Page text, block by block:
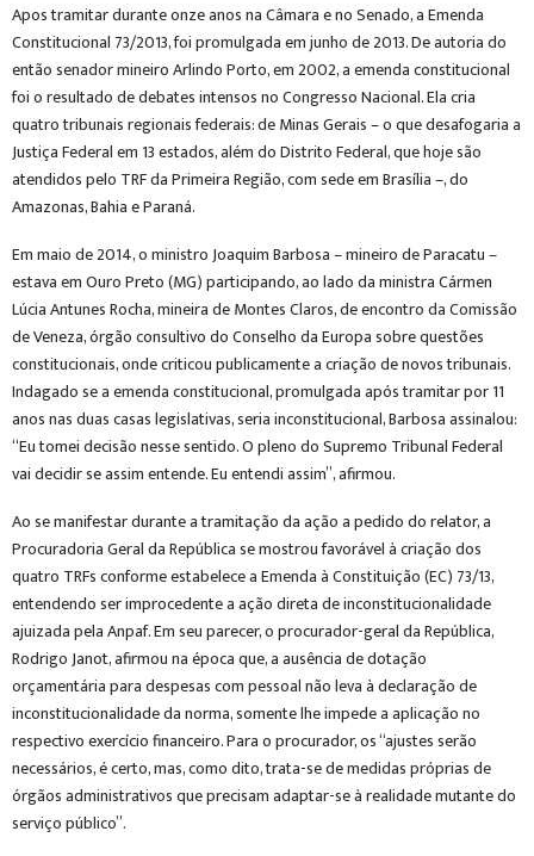
Apos tramitar durante onze anos na Câmara e no Senado, a Emenda
Constitucional 73/2013, foi promulgada em junho de 2013. De autoria do
então senador mineiro Arlindo Porto, em 2002, a emenda constitucional
foi o resultado de debates intensos no Congresso Nacional. Ela cria
quatro tribunais regionais federais: de Minas Gerais – o que desafogaria a
Justiça Federal em 13 estados, além do Distrito Federal, que hoje são
atendidos pelo TRF da Primeira Região, com sede em Brasília –, do
Amazonas, Bahia e Paraná.
Em maio de 2014, o ministro Joaquim Barbosa – mineiro de Paracatu –
estava em Ouro Preto (MG) participando, ao lado da ministra Cármen
Lúcia Antunes Rocha, mineira de Montes Claros, de encontro da Comissão
de Veneza, órgão consultivo do Conselho da Europa sobre questões
constitucionais, onde criticou publicamente a criação de novos tribunais.
Indagado se a emenda constitucional, promulgada após tramitar por 11
anos nas duas casas legislativas, seria inconstitucional, Barbosa assinalou:
“Eu tomei decisão nesse sentido. O pleno do Supremo Tribunal Federal
vai decidir se assim entende. Eu entendi assim”, afirmou.
Ao se manifestar durante a tramitação da ação a pedido do relator, a
Procuradoria Geral da República se mostrou favorável à criação dos
quatro TRFs conforme estabelece a Emenda à Constituição (EC) 73/13,
entendendo ser improcedente a ação direta de inconstitucionalidade
ajuizada pela Anpaf. Em seu parecer, o procurador-geral da República,
Rodrigo Janot, afirmou na época que, a ausência de dotação
orçamentária para despesas com pessoal não leva à declaração de
inconstitucionalidade da norma, somente lhe impede a aplicação no
respectivo exercício financeiro. Para o procurador, os “ajustes serão
necessários, é certo, mas, como dito, trata-se de medidas próprias de
órgãos administrativos que precisam adaptar-se à realidade mutante do
serviço público”.